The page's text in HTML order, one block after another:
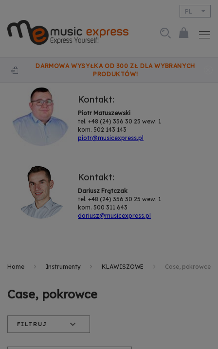
PL
DARMOWA WYSYŁKA OD 300 ZŁ DLA WYBRANYCH
PRODUKTÓW!
Kontakt:
Piotr Matuszewski
tel. +48 (24) 356 30 25 wew. 1
kom. 502 143 143
piotr@musicexpress.pl
Kontakt:
Dariusz Frątczak
tel. +48 (24) 356 30 25 wew. 1
kom. 500 311 643
dariusz@musicexpress.pl
Home Instrumenty KLAWISZOWE Case, pokrowce
Case, pokrowce
FILTRUJ